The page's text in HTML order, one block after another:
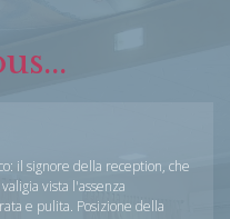
il signore della reception, che
vista l'assenza
e pulita. Posizione della